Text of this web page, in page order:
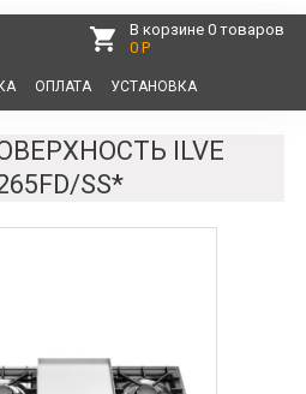
В корзине 0 товаров
0 Р
ОПЛАТА УСТАНОВКА
ILVE
SS*